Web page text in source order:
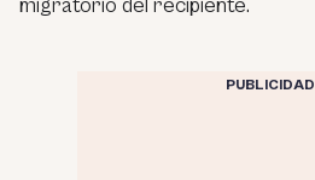
migratorio del recipiente.
PUBLICIDAD